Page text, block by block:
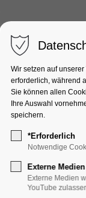
Wir setzen auf
erforderlich, während
Sie können allen
Ihre Auswahl
speichern.
*Erforderlich
Notwendige
Externe Medien
Externe Medien
YouTube